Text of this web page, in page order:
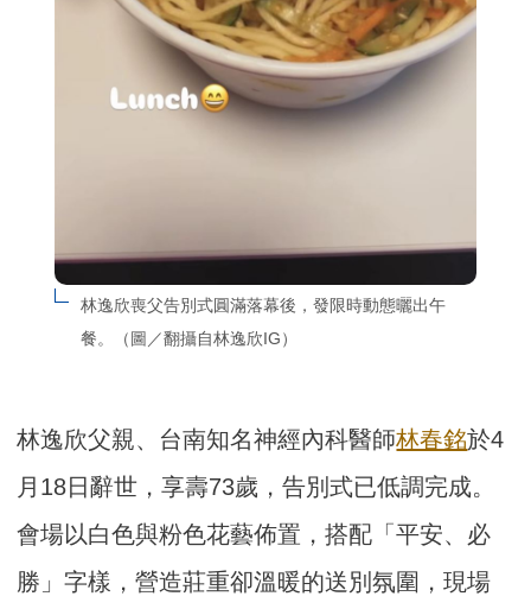
林逸欣喪父告別式圓滿落幕後，發限時動態曬出午
餐。（圖／翻攝自林逸欣IG）
林逸欣父親、台南知名神經內科醫師林春銘於4
月18日辭世，享壽73歲，告別式已低調完成。
會場以白色與粉色花藝佈置，搭配「平安、必
勝」字樣，營造莊重卻溫暖的送別氛圍，現場